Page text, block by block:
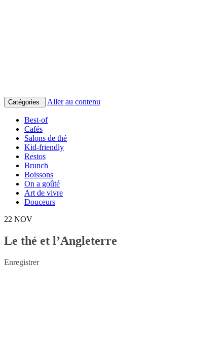
Catégories Aller au contenu
Best-of
Cafés
Salons de thé
Kid-friendly
Restos
Brunch
Boissons
On a goûté
Art de vivre
Douceurs
22 NOV
Le thé et l’Angleterre
Enregistrer